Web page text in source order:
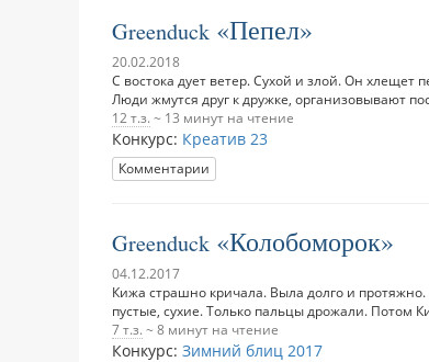
Greenduck Пепел
20.02.2018
С востока дует ветер. Сухой и злой. Он
Люди жмутся друг к дружке, организовывают
12 т.з. ~ 13 минут на чтение
Конкурс: Креатив 23
Комментарии
Greenduck Колобоморок
04.12.2017
Кижа страшно кричала. Выла долго и
пустые, сухие. Только пальцы дрожали. Потом
7 т.з. ~ 8 минут на чтение
Конкурс: Зимний блиц 2017